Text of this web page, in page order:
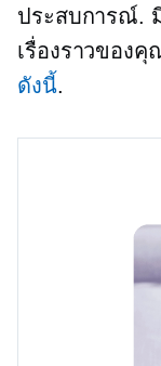
ประสบการณ์.
เรื่องราวของ
ดังนี้.